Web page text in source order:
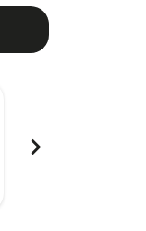
chevron_right